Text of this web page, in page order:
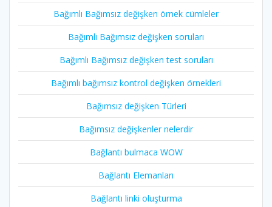
Bağımlı Bağımsız değişken örnek cümleler
Bağımlı Bağımsız değişken soruları
Bağımlı Bağımsız değişken test soruları
Bağımlı bağımsız kontrol değişken örnekleri
Bağımsız değişken Türleri
Bağımsız değişkenler nelerdir
Bağlantı bulmaca WOW
Bağlantı Elemanları
Bağlantı linki oluşturma